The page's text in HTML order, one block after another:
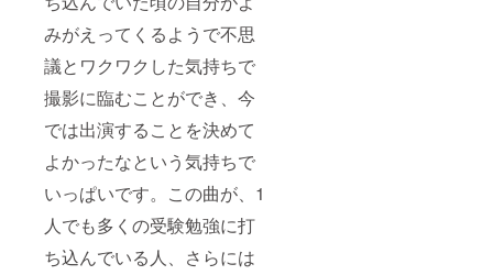
みがえってくるようで不思
議とワクワクした気持ちで
撮影に臨むことができ、今
では出演することを決めて
よかったなという気持ちで
いっぱいです。この曲が、1
人でも多くの受験勉強に打
ち込んでいる人、さらには